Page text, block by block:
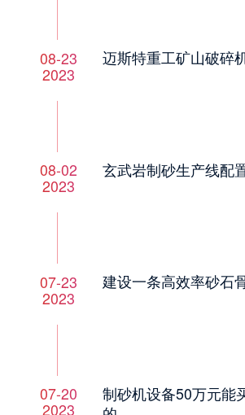
08-23
2023
迈斯特重工矿山破碎
08-02
2023
玄武岩制砂生产线配
07-23
2023
建设一条高效率砂石
07-20
2023
制砂机设备50万元能